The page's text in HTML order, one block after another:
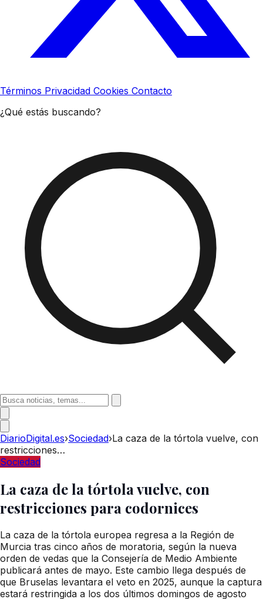
Términos Privacidad Cookies Contacto
¿Qué estás buscando?
DiarioDigital.es›Sociedad›La caza de la tórtola vuelve, con
restricciones…
Sociedad
La caza de la tórtola vuelve, con
restricciones para codornices
La caza de la tórtola europea regresa a la Región de
Murcia tras cinco años de moratoria, según la nueva
orden de vedas que la Consejería de Medio Ambiente
publicará antes de mayo. Este cambio llega después de
que Bruselas levantara el veto en 2025, aunque la captura
estará restringida a los dos últimos domingos de agosto